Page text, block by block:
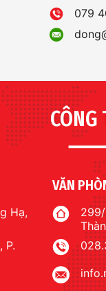
079
CÔNG
Hạ,
P.
VĂN